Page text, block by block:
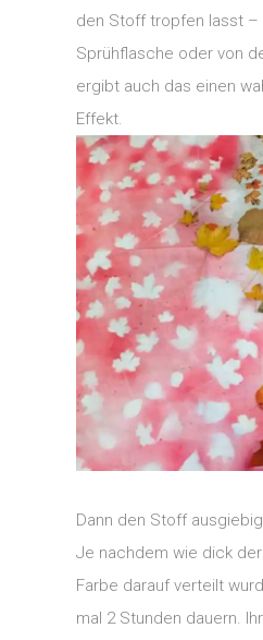
den Stoff tropfen lasst –
Sprühflasche oder von
ergibt auch das einen
Effekt.
Dann den Stoff
Je nachdem wie dick
Farbe darauf verteilt
mal 2 Stunden dauern.